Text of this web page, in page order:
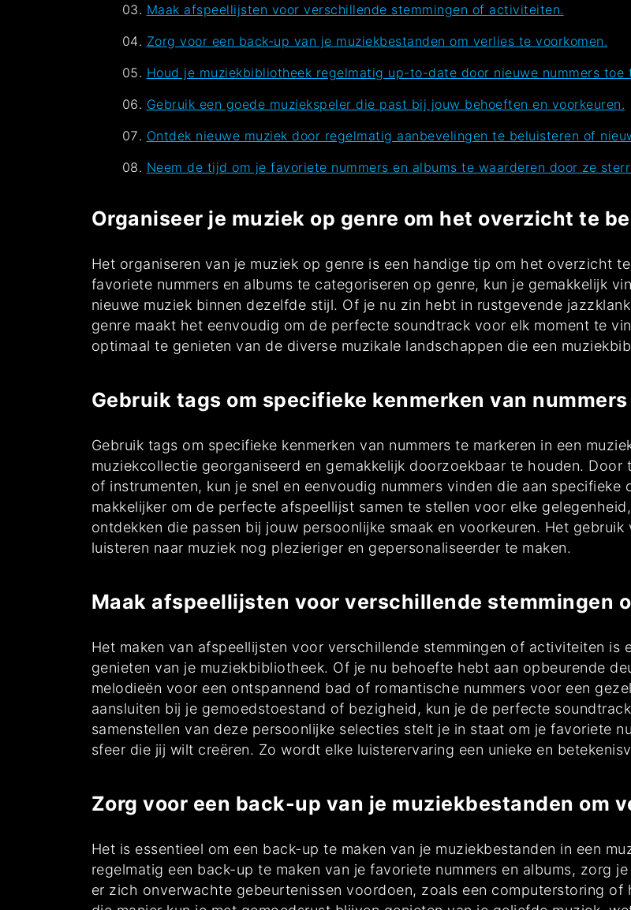
Maak afspeellijsten voor verschillende stemmingen of activiteiten.
Zorg voor een back-up van je muziekbestanden om verlies te voorkomen.
Houd je muziekbibliotheek regelmatig up-to-date door nieuwe nummers
Gebruik een goede muziekspeler die past bij jouw behoeften en voorkeuren.
Ontdek nieuwe muziek door regelmatig aanbevelingen te beluisteren of
Neem de tijd om je favoriete nummers en albums te waarderen door ze
Organiseer je muziek op genre om het overzicht te
Het organiseren van je muziek op genre is een handige tip om het overzicht
favoriete nummers en albums te categoriseren op genre, kun je gemakkelijk
nieuwe muziek binnen dezelfde stijl. Of je nu zin hebt in rustgevende
genre maakt het eenvoudig om de perfecte soundtrack voor elk moment te
optimaal te genieten van de diverse muzikale landschappen die een
Gebruik tags om specifieke kenmerken van
Gebruik tags om specifieke kenmerken van nummers te markeren in een
muziekcollectie georganiseerd en gemakkelijk doorzoekbaar te houden.
of instrumenten, kun je snel en eenvoudig nummers vinden die aan
makkelijker om de perfecte afspeellijst samen te stellen voor elke
ontdekken die passen bij jouw persoonlijke smaak en voorkeuren. Het
luisteren naar muziek nog plezieriger en gepersonaliseerder te maken.
Maak afspeellijsten voor verschillende stemmingen
Het maken van afspeellijsten voor verschillende stemmingen of activiteiten is
genieten van je muziekbibliotheek. Of je nu behoefte hebt aan opbeurende
melodieën voor een ontspannend bad of romantische nummers voor een
aansluiten bij je gemoedstoestand of bezigheid, kun je de perfecte
samenstellen van deze persoonlijke selecties stelt je in staat om je favoriete
sfeer die jij wilt creëren. Zo wordt elke luisterervaring een unieke en
Zorg voor een back-up van je muziekbestanden om
Het is essentieel om een back-up te maken van je muziekbestanden in een
regelmatig een back-up te maken van je favoriete nummers en albums, zorg
er zich onverwachte gebeurtenissen voordoen, zoals een computerstoring